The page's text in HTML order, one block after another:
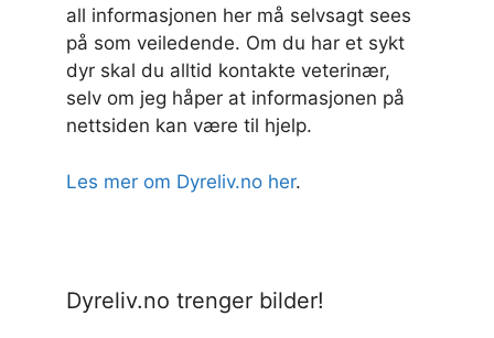
all informasjonen her må selvsagt sees
på som veiledende. Om du har et sykt
dyr skal du alltid kontakte veterinær,
selv om jeg håper at informasjonen på
nettsiden kan være til hjelp.
Les mer om Dyreliv.no her.
Dyreliv.no trenger bilder!